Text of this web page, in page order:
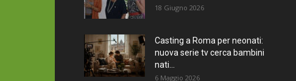
18 Giugno 2026
Casting a Roma per neonati:
nuova serie tv cerca bambini
nati...
6 Maggio 2026